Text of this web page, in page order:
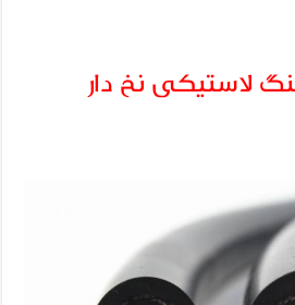
لاستیکی نخ دار